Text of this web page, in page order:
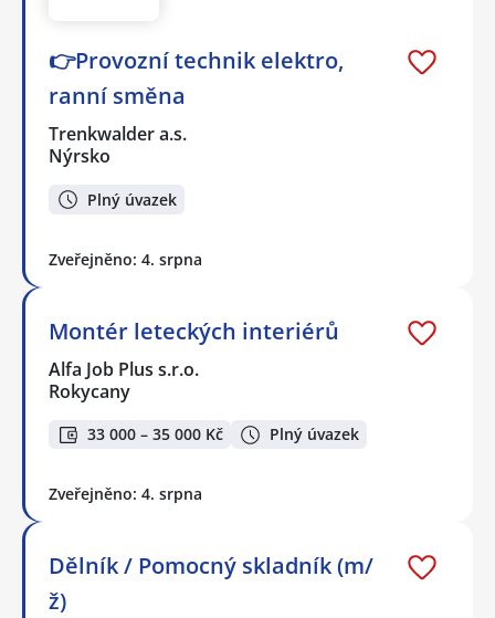
👉Provozní technik elektro,
ranní směna
Trenkwalder a.s.
Nýrsko
Plný úvazek
Zveřejněno: 4. srpna
Montér leteckých interiérů
Alfa Job Plus s.r.o.
Rokycany
33 000 – 35 000 Kč Plný úvazek
Zveřejněno: 4. srpna
Dělník / Pomocný skladník (m/
ž)